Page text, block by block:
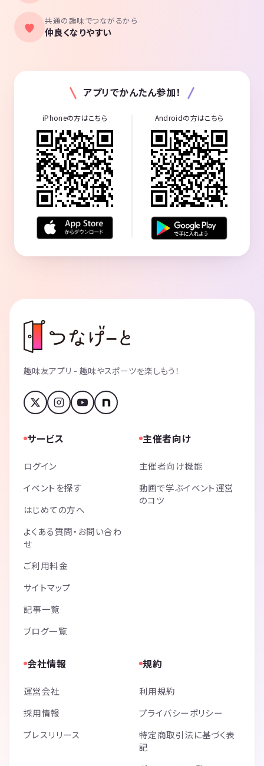
共通の趣味でつながるから
仲良くなりやすい
アプリでかんたん参加！
iPhoneの方はこちら Androidの方はこちら
趣味友アプリ - 趣味やスポーツを楽しもう！
サービス
ログイン
イベントを探す
はじめての方へ
よくある質問・お問い合わ
せ
ご利用料金
サイトマップ
記事一覧
ブログ一覧
主催者向け
主催者向け機能
動画で学ぶイベント運営
のコツ
会社情報
運営会社
採用情報
プレスリリース
規約
利用規約
プライバシーポリシー
特定商取引法に基づく表
記